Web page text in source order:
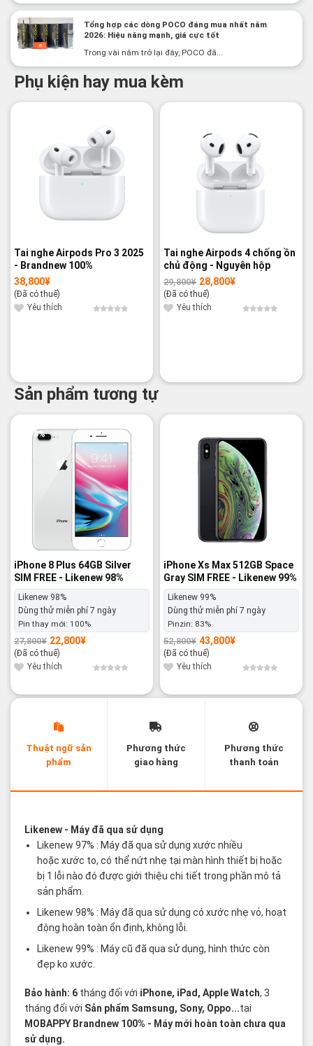
Tổng hợp các dòng POCO đáng mua nhất năm
2026: Hiệu năng mạnh, giá cực tốt
Trong vài năm trở lại đây, POCO đã...
Phụ kiện hay mua kèm
Tai nghe Airpods Pro 3 2025
- Brandnew 100%
38,800¥
(Đã có thuế)
Yêu thích
Tai nghe Airpods 4 chống ồn
chủ động - Nguyên hộp
29,800¥
Giá
gốc
là:
29,800¥.
28,800¥
Giá
hiện
tại
là:
28,800¥.
(Đã có thuế)
Yêu thích
Sản phẩm tương tự
-18%
iPhone 8 Plus 64GB Silver
SIM FREE - Likenew 98%
Likenew 98%
Dùng thử miễn phí 7 ngày
Pin thay mới: 100%
27,800¥
Giá
gốc
là:
27,800¥.
22,800¥
Giá
hiện
tại
là:
22,800¥.
(Đã có thuế)
Yêu thích
iPhone Xs Max 512GB Space
Gray SIM FREE - Likenew 99%
Likenew 99%
Dùng thử miễn phí 7 ngày
Pinzin: 83%
52,800¥
Giá
gốc
là:
52,800¥.
43,800¥
Giá
hiện
tại
là:
43,800¥.
(Đã có thuế)
Yêu thích
Thuật ngữ sản
phẩm
Phương thức
giao hàng
Phương thức
thanh toán
Likenew- Máy đã qua sử dụng
Likenew 97% : Máy đã qua sử dụng xước nhiều
hoặc xước to, có thể nứt nhẹ tại màn hình thiết bị hoặc
bị 1 lỗi nào đó được giới thiệu chi tiết trong phần mô tả
sản phẩm.
Likenew 98% : Máy đã qua sử dụng có xước nhẹ vỏ, hoạt
động hoàn toàn ổn định, không lỗi.
Likenew 99% : Máy cũ đã qua sử dụng, hình thức còn
đẹp ko xước.
Bảo hành: 6 tháng đối với iPhone, iPad, Apple Watch, 3
tháng đối với Sản phẩm Samsung, Sony, Oppo...tại
MOBAPPY Brandnew 100% - Máy mới hoàn toàn chưa qua
sử dụng.